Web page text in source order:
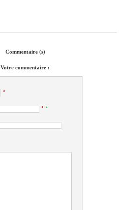
Commentaire (s)
Votre commentaire :
*
* *